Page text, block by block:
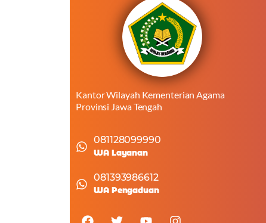
Kantor Wilayah Kementerian Agama
Provinsi Jawa Tengah
081128099990
WA Layanan
081393986612
WA Pengaduan